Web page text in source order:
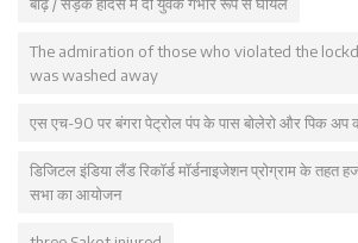
बाढ़ / सड़क हादसे में दो युवक गंभीर रूप से घायल
The admiration of those who violated the
was washed away
एस एच-90 पर बंगरा पेट्रोल पंप के पास बोलेरो और पिक अप
डिजिटल इंडिया लैंड रिकॉर्ड मॉर्डनाइजेशन प्रोग्राम के तहत
सभा का आयोजन